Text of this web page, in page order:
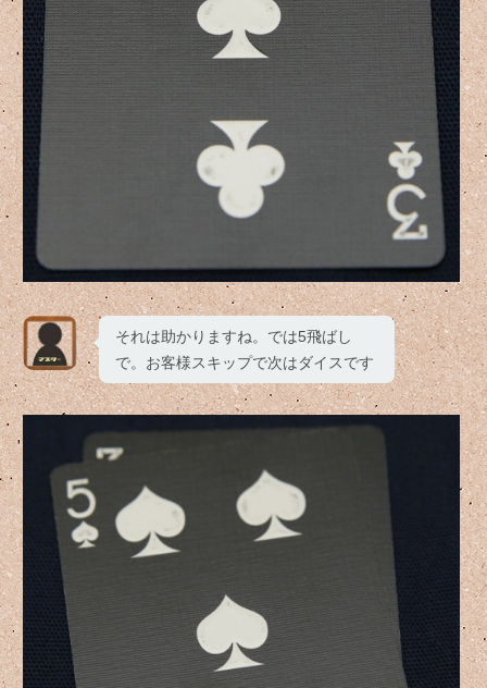
それは助かりますね。では5飛ばし
で。お客様スキップで次はダイスです